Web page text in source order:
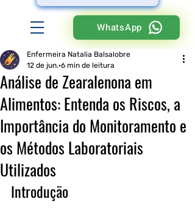
WhatsApp
Análise de Zearalenona em
Alimentos: Entenda os Riscos, a
Importância do Monitoramento e
os Métodos Laboratoriais
Utilizados
Enfermeira Natalia Balsalobre
12 de jun. 6 min de leitura
Introdução